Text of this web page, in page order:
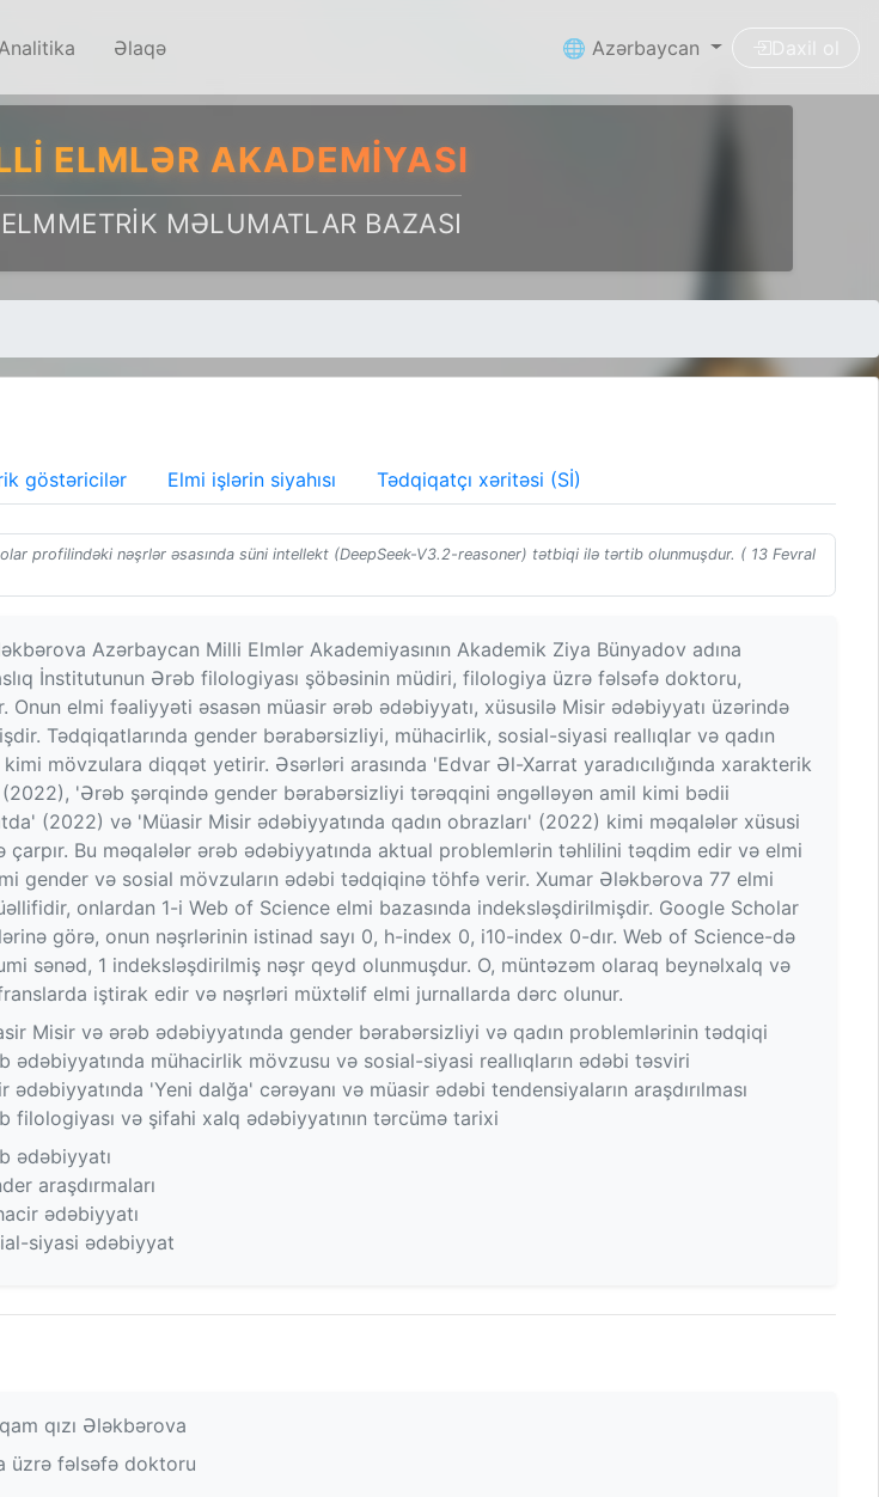
Analitika Əlaqə 🌐 Azərbaycan Daxil ol
ELMLƏR AKADEMIYASI
MƏLUMATLAR BAZASI
göstəricilər Elmi işlərin siyahısı Tədqiqatçı xəritəsi (Sİ)
profilindəki nəşrlər əsasında süni intellekt (DeepSeek-V3.2-reasoner) tətbiqi ilə tərtib olunmuşdur. ( 13 Fevral
Azərbaycan Milli Elmlər Akademiyasının Akademik Ziya Bünyadov adına
İnstitutunun Ərəb filologiyası şöbəsinin müdiri, filologiya üzrə fəlsəfə doktoru,
Onun elmi fəaliyyəti əsasən müasir ərəb ədəbiyyatı, xüsusilə Misir ədəbiyyatı üzərində
Tədqiqatlarında gender bərabərsizliyi, mühacirlik, sosial-siyasi reallıqlar və qadın
kimi mövzulara diqqət yetirir. Əsərləri arasında 'Edvar Əl-Xarrat yaradıcılığında xarakterik
'Ərəb şərqində gender bərabərsizliyi tərəqqini əngəlləyən amil kimi bədii
(2022) və 'Müasir Misir ədəbiyyatında qadın obrazları' (2022) kimi məqalələr xüsusi
çarpır. Bu məqalələr ərəb ədəbiyyatında aktual problemlərin təhlilini təqdim edir və elmi
gender və sosial mövzuların ədəbi tədqiqinə töhfə verir. Xumar Ələkbərova 77 elmi
onlardan 1-i Web of Science elmi bazasında indeksləşdirilmişdir. Google Scholar
görə, onun nəşrlərinin istinad sayı 0, h-index 0, i10-index 0-dır. Web of Science-də
sənəd, 1 indeksləşdirilmiş nəşr qeyd olunmuşdur. O, müntəzəm olaraq beynəlxalq və
iştirak edir və nəşrləri müxtəlif elmi jurnallarda dərc olunur.
Misir və ərəb ədəbiyyatında gender bərabərsizliyi və qadın problemlərinin tədqiqi
ədəbiyyatında mühacirlik mövzusu və sosial-siyasi reallıqların ədəbi təsviri
ədəbiyyatında 'Yeni dalğa' cərəyanı və müasir ədəbi tendensiyaların araşdırılması
filologiyası və şifahi xalq ədəbiyyatının tərcümə tarixi
ədəbiyyatı
araşdırmaları
ədəbiyyatı
siyasi ədəbiyyat
qızı Ələkbərova
üzrə fəlsəfə doktoru